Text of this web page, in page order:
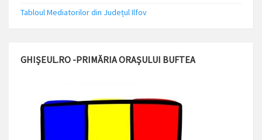
Tabloul Mediatorilor din Județul Ilfov
GHIȘEUL.RO -PRIMĂRIA ORAȘULUI BUFTEA